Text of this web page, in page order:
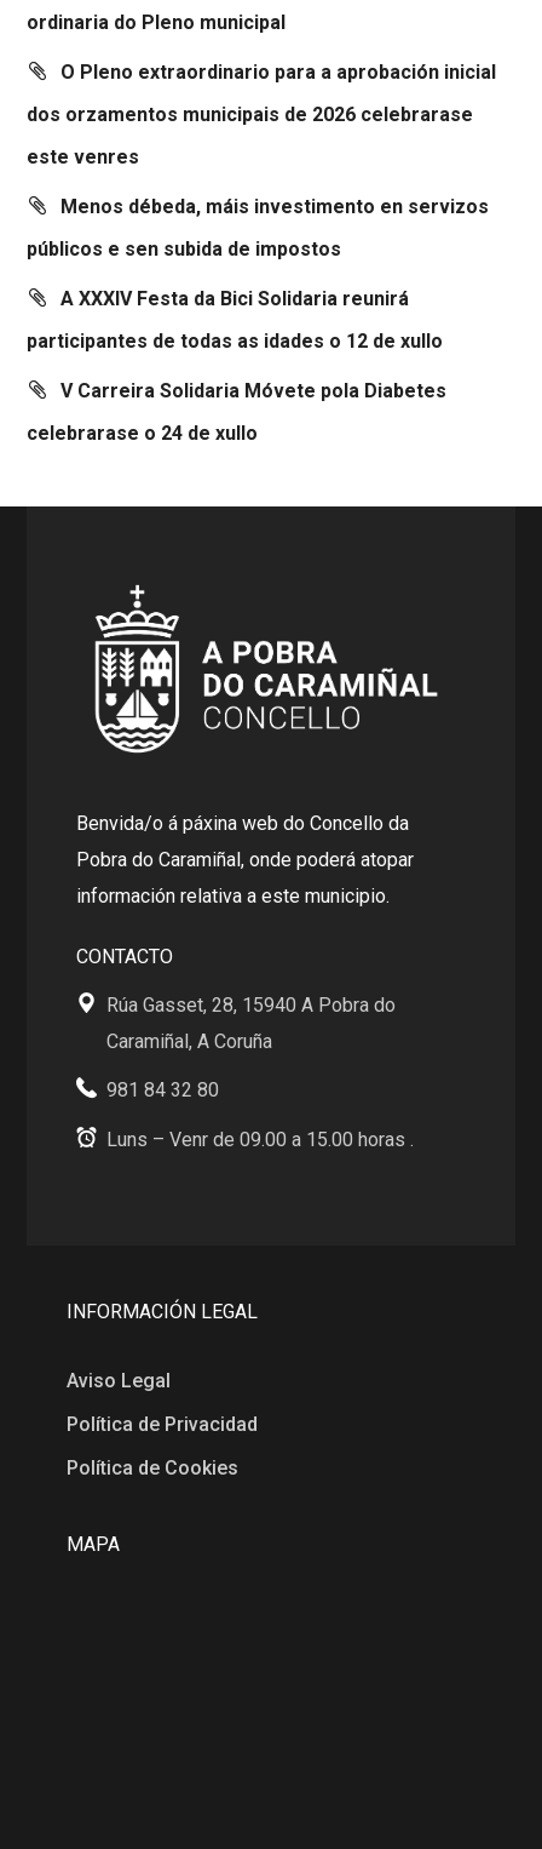
ordinaria do Pleno municipal
O Pleno extraordinario para a aprobación inicial
dos orzamentos municipais de 2026 celebrarase
este venres
Menos débeda, máis investimento en servizos
públicos e sen subida de impostos
A XXXIV Festa da Bici Solidaria reunirá
participantes de todas as idades o 12 de xullo
V Carreira Solidaria Móvete pola Diabetes
celebrarase o 24 de xullo
Benvida/o á páxina web do Concello da
Pobra do Caramiñal, onde poderá atopar
información relativa a este municipio.
CONTACTO
Rúa Gasset, 28, 15940 A Pobra do
Caramiñal, A Coruña
981 84 32 80
Luns – Venr de 09.00 a 15.00 horas .
INFORMACIÓN LEGAL
Aviso Legal
Política de Privacidad
Política de Cookies
MAPA